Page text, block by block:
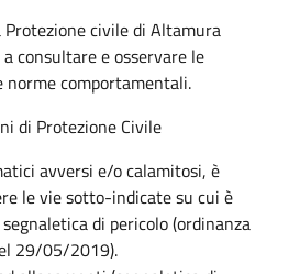
Protezione civile di Altamura
consultare e osservare le
norme comportamentali.
di Protezione Civile
avversi e/o calamitosi, è
le vie sotto-indicate su cui è
di pericolo (ordinanza
29/05/2019).